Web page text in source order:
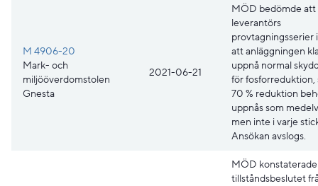
M 4906-20
Mark- och
miljööverdomstolen
Gnesta
2021-06-21
MÖD bedömde att
leverantörs
provtagningsserier
att anläggningen
uppnå normal
för fosforreduktion,
70 % reduktion
uppnås som
men inte i varje
Ansökan avslogs.
MÖD
tillståndsbeslutet